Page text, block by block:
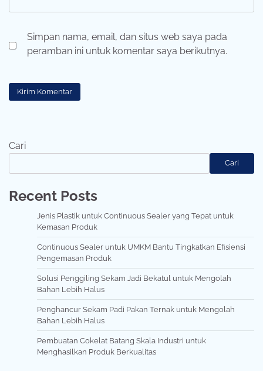
Simpan nama, email, dan situs web saya pada
peramban ini untuk komentar saya berikutnya.
Cari
Cari
Recent Posts
Jenis Plastik untuk Continuous Sealer yang Tepat untuk
Kemasan Produk
Continuous Sealer untuk UMKM Bantu Tingkatkan Efisiensi
Pengemasan Produk
Solusi Penggiling Sekam Jadi Bekatul untuk Mengolah
Bahan Lebih Halus
Penghancur Sekam Padi Pakan Ternak untuk Mengolah
Bahan Lebih Halus
Pembuatan Cokelat Batang Skala Industri untuk
Menghasilkan Produk Berkualitas